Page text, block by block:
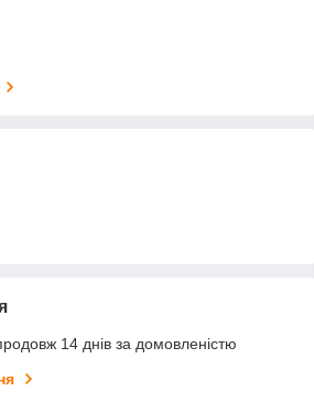
14 днів за домовленістю